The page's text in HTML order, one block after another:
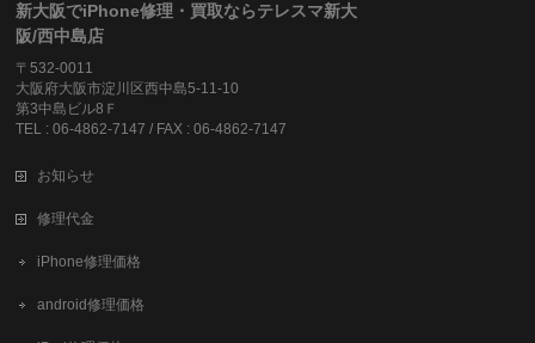
新大阪でiPhone修理・買取ならテレスマ新大
阪/西中島店
〒532-0011
大阪府大阪市淀川区西中島5-11-10
第3中島ビル8Ｆ
TEL : 06-4862-7147 / FAX : 06-4862-7147
お知らせ
修理代金
iPhone修理価格
android修理価格